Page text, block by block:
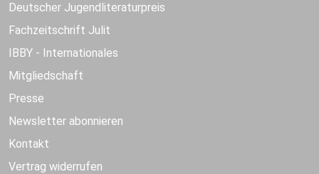
Deutscher Jugendliteraturpreis
Fachzeitschrift Julit
IBBY - Internationales
Mitgliedschaft
Presse
Newsletter abonnieren
Kontakt
Vertrag widerrufen